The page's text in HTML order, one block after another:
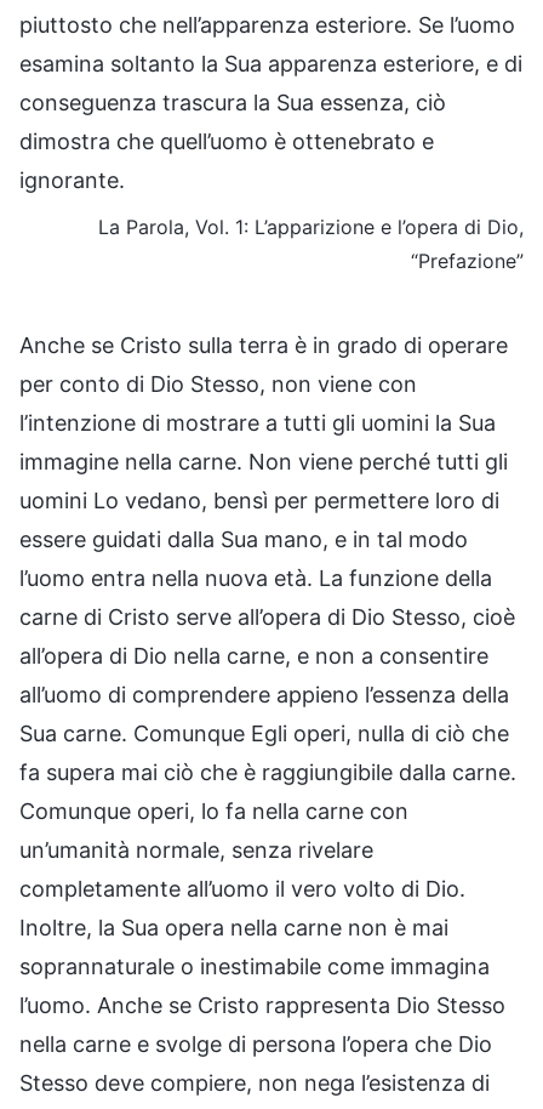
piuttosto che nell’apparenza esteriore. Se l’uomo
esamina soltanto la Sua apparenza esteriore, e di
conseguenza trascura la Sua essenza, ciò
dimostra che quell’uomo è ottenebrato e
ignorante.
La Parola, Vol. 1: L’apparizione e l’opera di Dio,
“Prefazione”
Anche se Cristo sulla terra è in grado di operare
per conto di Dio Stesso, non viene con
l’intenzione di mostrare a tutti gli uomini la Sua
immagine nella carne. Non viene perché tutti gli
uomini Lo vedano, bensì per permettere loro di
essere guidati dalla Sua mano, e in tal modo
l’uomo entra nella nuova età. La funzione della
carne di Cristo serve all’opera di Dio Stesso, cioè
all’opera di Dio nella carne, e non a consentire
all’uomo di comprendere appieno l’essenza della
Sua carne. Comunque Egli operi, nulla di ciò che
fa supera mai ciò che è raggiungibile dalla carne.
Comunque operi, lo fa nella carne con
un’umanità normale, senza rivelare
completamente all’uomo il vero volto di Dio.
Inoltre, la Sua opera nella carne non è mai
soprannaturale o inestimabile come immagina
l’uomo. Anche se Cristo rappresenta Dio Stesso
nella carne e svolge di persona l’opera che Dio
Stesso deve compiere, non nega l’esistenza di